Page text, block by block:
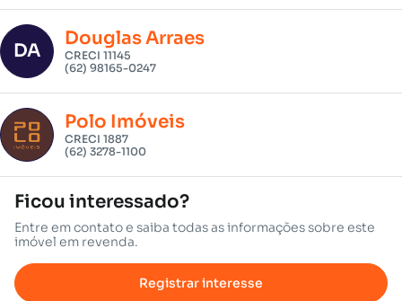
DA
Douglas Arraes
CRECI 11145
(62) 98165-0247
Polo Imóveis
CRECI 1887
(62) 3278-1100
Ficou interessado?
Entre em contato e saiba todas as informações sobre este
imóvel em revenda.
Registrar interesse